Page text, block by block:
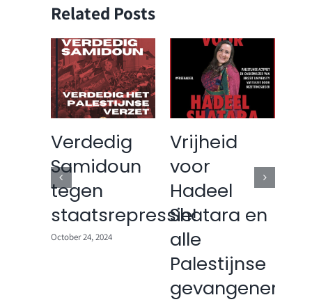
Related Posts
Verdedig
Samidoun
tegen
staatsrepressie!
October 24, 2024
Vrijheid
voor
Hadeel
Shatara en
alle
Palestijnse
gevangenen!